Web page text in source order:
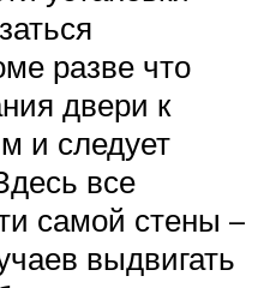
разве что
двери к
и следует
все
самой стены –
выдвигать